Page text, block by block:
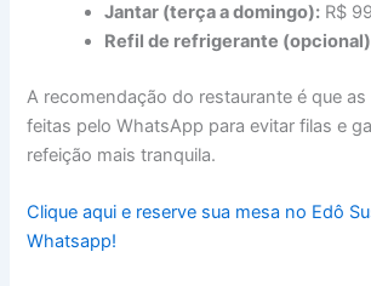
Jantar (terça a domingo): R$
Refil de refrigerante
A recomendação do restaurante é que as
feitas pelo WhatsApp para evitar filas e
refeição mais tranquila.
Clique aqui e reserve sua mesa no Edô
Whatsapp!